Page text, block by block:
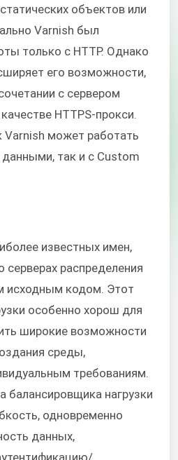
объектов или
Varnish был
только с HTTP. Однако
его возможности,
с сервером
HTTPS-прокси.
Varnish может работать
так и с Custom
известных имен,
серверах распределения
исходным кодом. Этот
особенно хорош для
широкие возможности
среды,
требованиям.
балансировщика нагрузки
одновременно
данных,